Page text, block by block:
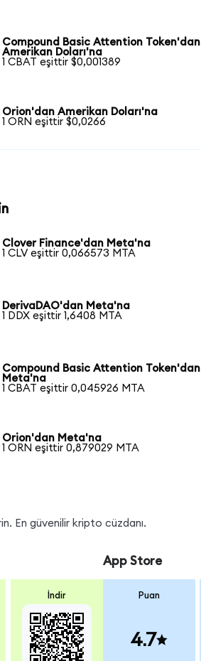
Compound Basic Attention Token'dan
Amerikan Doları'na
1 CBAT eşittir $0,001389
Orion'dan Amerikan Doları'na
1 ORN eşittir $0,0266
Clover Finance'dan Meta'na
1 CLV eşittir 0,066573 MTA
DerivaDAO'dan Meta'na
1 DDX eşittir 1,6408 MTA
Compound Basic Attention Token'dan
Meta'na
1 CBAT eşittir 0,045926 MTA
Orion'dan Meta'na
1 ORN eşittir 0,879029 MTA
En güvenilir kripto cüzdanı.
İndir
App Store
Puan
4.7